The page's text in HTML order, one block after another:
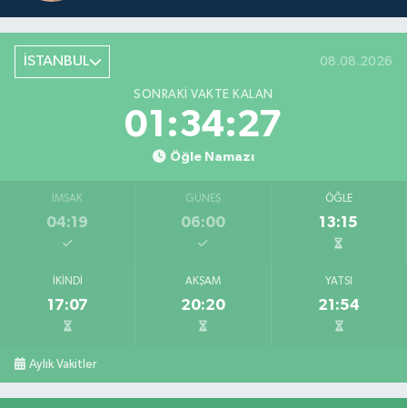
İSTANBUL 08.08.2026
SONRAKI VAKTE KALAN
01:34:27
Öğle Namazı
İMSAK
04:19
GÜNEŞ
06:00
ÖĞLE
13:15
İKINDI
17:07
AKŞAM
20:20
YATSI
21:54
Aylık Vakitler